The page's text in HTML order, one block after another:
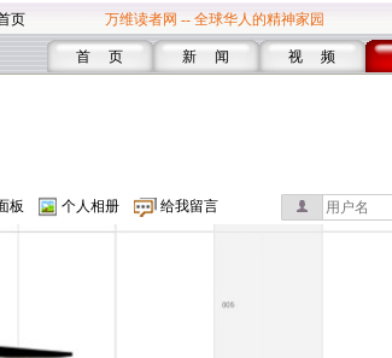
页 万维读者网 -- 全球华人的精神家园
首 页 新 闻 视 频
板 个人相册 给我留言